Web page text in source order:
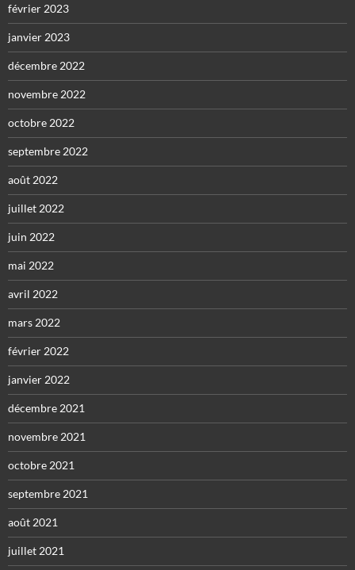
février 2023
janvier 2023
décembre 2022
novembre 2022
octobre 2022
septembre 2022
août 2022
juillet 2022
juin 2022
mai 2022
avril 2022
mars 2022
février 2022
janvier 2022
décembre 2021
novembre 2021
octobre 2021
septembre 2021
août 2021
juillet 2021